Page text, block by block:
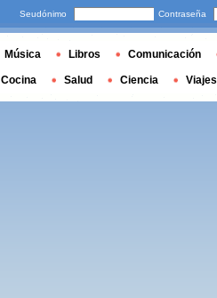
Seudónimo Contraseña
Música Libros Comunicación
Cocina Salud Ciencia Viajes